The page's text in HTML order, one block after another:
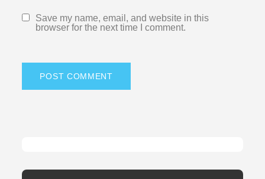
Save my name, email, and website in this
browser for the next time I comment.